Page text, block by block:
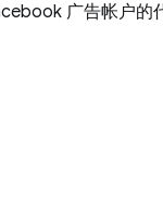
广告帐户的